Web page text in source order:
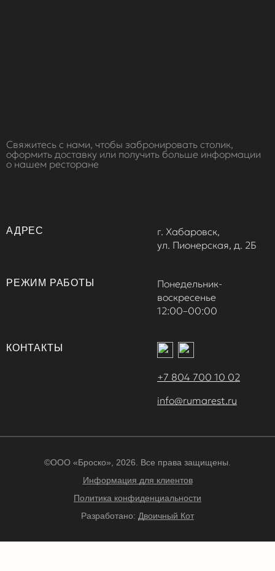
АДРЕС
г. Хабаровск,
ул. Пионерская, д. 2Б
РЕЖИМ РАБОТЫ
Понедельник-
воскресенье
12:00–00:00
Свяжитесь с нами, чтобы забронировать столик,
оформить доставку или получить больше информации
о нашем ресторане
КОНТАКТЫ
+7 804 700 10 02
info@rumarest.ru
©ООО «Броско», 2026. Все права защищены.
Информация для клиентов
Политика конфиденциальности
Разработано: Двоичный Кот